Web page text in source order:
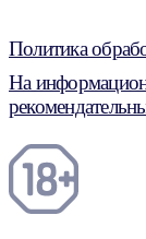
Политика
На